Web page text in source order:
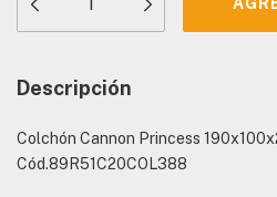
Descripción
Colchón Cannon Princess
Cód.89R51C20COL388